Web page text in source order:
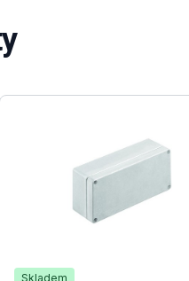
Skladem